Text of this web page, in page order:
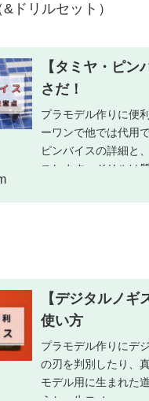
ドリルセット）
【タミヤ・ピ
さだ！
プラモデル作りに便
ーワンで他では代用
ピンバイスの詳細と
スします。ドリルは
【デジタルノ
使い方
プラモデル作りにデ
の刃を判別したり、
モデル用に生まれた